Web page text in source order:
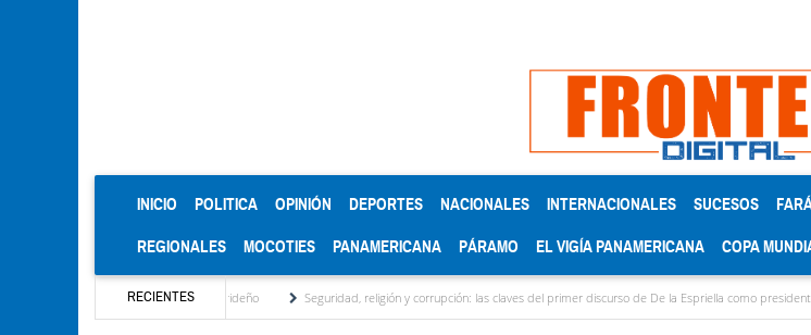
INICIO (CURRENT)
POLITICA OPINIÓN DEPORTES NACIONALES INTERNACIONALES SUCESOS
REGIONALES MOCOTIES PANAMERICANA PÁRAMO EL VIGÍA PANAMERICANA COPA
RECIENTES
motor turístico merideño Seguridad, religión y corrupción: las claves del primer discurso de De la Espriella como presidente de Colombia